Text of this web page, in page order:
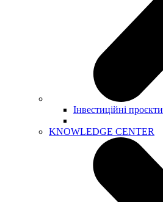
Інвестиційні проєкти
KNOWLEDGE CENTER